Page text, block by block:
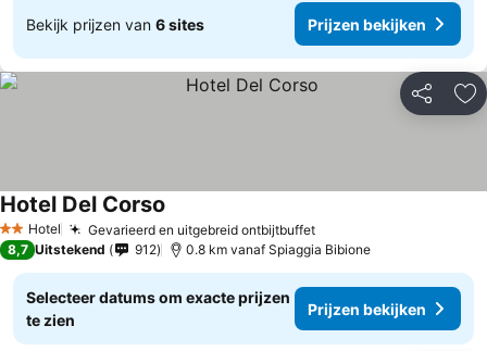
Bekijk prijzen van 6 sites Prijzen bekijken
Delen
2 Sterren
Hotel Gevarieerd en uitgebreid ontbijtbuffetPrijzen bekijken
Hotel Del Corso
8,7 Uitstekend 912 0.8 km vanaf Spiaggia Bibione
Selecteer datums om exacte prijzen
te zien
Prijzen bekijken